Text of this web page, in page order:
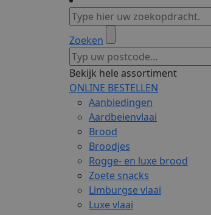
Zoeken
Bekijk hele assortiment
ONLINE BESTELLEN
Aanbiedingen
Aardbeienvlaai
Brood
Broodjes
Rogge- en luxe brood
Zoete snacks
Limburgse vlaai
Luxe vlaai